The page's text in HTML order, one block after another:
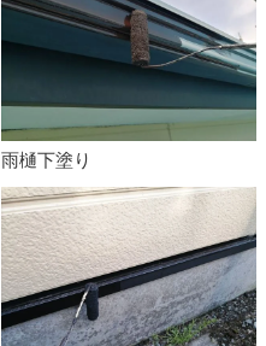
雨樋下塗り